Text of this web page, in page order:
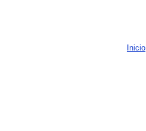
Inicio